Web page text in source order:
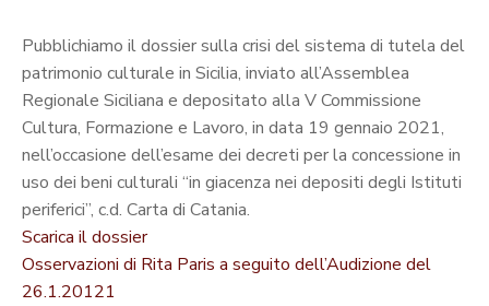
Pubblichiamo il dossier sulla crisi del sistema di tutela del
patrimonio culturale in Sicilia, inviato all’Assemblea
Regionale Siciliana e depositato alla V Commissione
Cultura, Formazione e Lavoro, in data 19 gennaio 2021,
nell’occasione dell’esame dei decreti per la concessione in
uso dei beni culturali “in giacenza nei depositi degli Istituti
periferici”, c.d. Carta di Catania.
Scarica il dossier
Osservazioni di Rita Paris a seguito dell’Audizione del
26.1.20121